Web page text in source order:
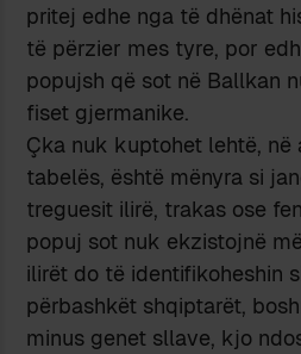
pritej edhe nga të dhënat
të përzier mes tyre, por
popujsh që sot në Ballkan
fiset gjermanike.
Çka nuk kuptohet lehtë, në
tabelës, është mënyra si
treguesit ilirë, trakas ose
popuj sot nuk ekzistojnë
ilirët do të identifikoheshin
përbashkët shqiptarët,
minus genet sllave, kjo